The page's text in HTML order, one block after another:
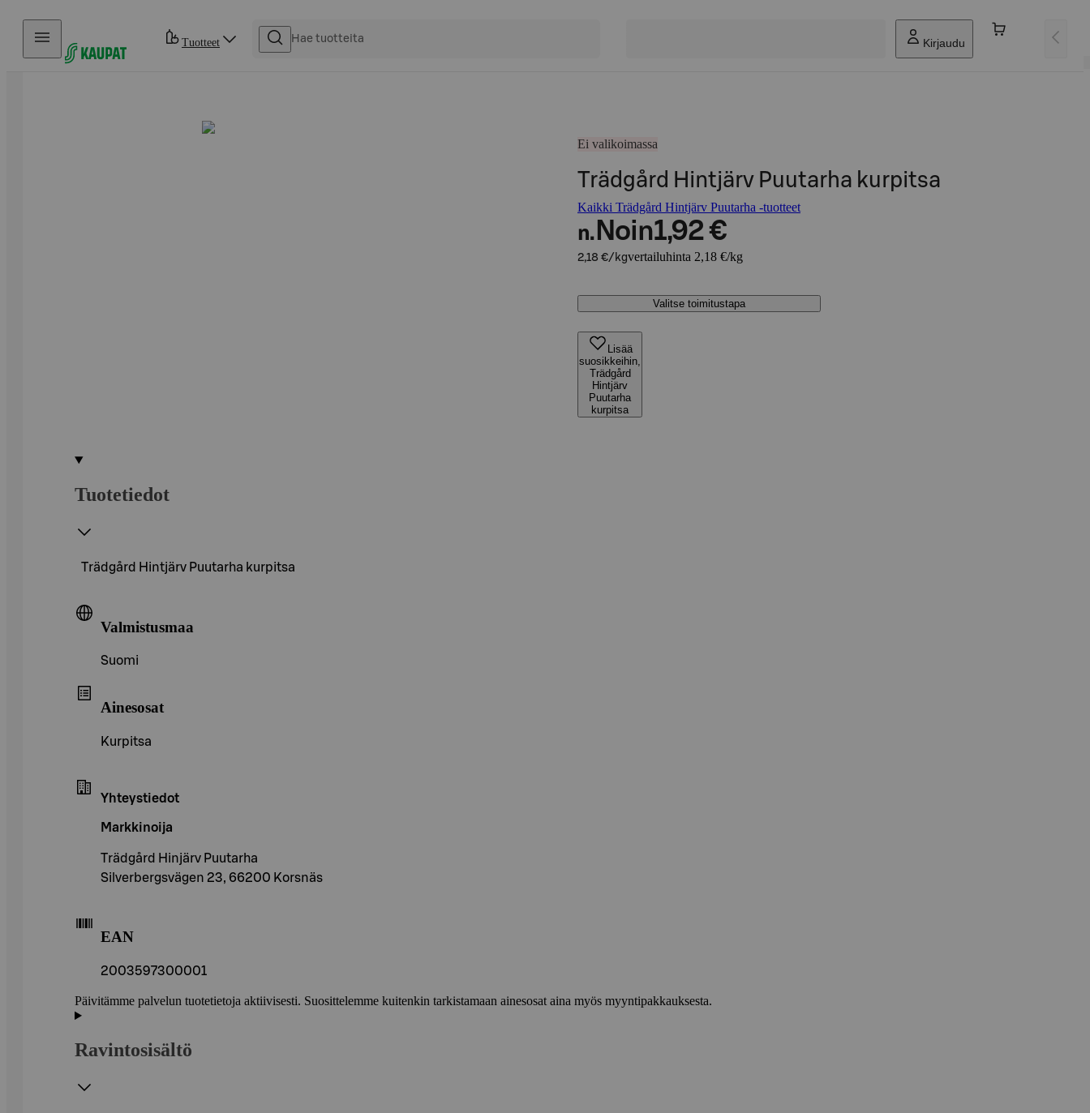
Hyppää sisältöön
Tuotteet Kirjaudu
Ei valikoimassa
Trädgård Hintjärv Puutarha kurpitsa
Kaikki Trädgård Hintjärv Puutarha -tuotteet
n. Noin1,92 €
2,18 €/kgvertailuhinta 2,18 €/kg
Valitse toimitustapa
Lisää
suosikkeihin,
Trädgård
Hintjärv
Puutarha
kurpitsa
Tuotetiedot
Trädgård Hintjärv Puutarha kurpitsa
Valmistusmaa
Suomi
Ainesosat
Kurpitsa
Yhteystiedot
Markkinoija
Trädgård Hinjärv Puutarha
Silverbergsvägen 23, 66200 Korsnäs
EAN
2003597300001
Päivitämme palvelun tuotetietoja aktiivisesti. Suosittelemme kuitenkin tarkistamaan ainesosat aina myös myyntipakkauksesta.
Ravintosisältö